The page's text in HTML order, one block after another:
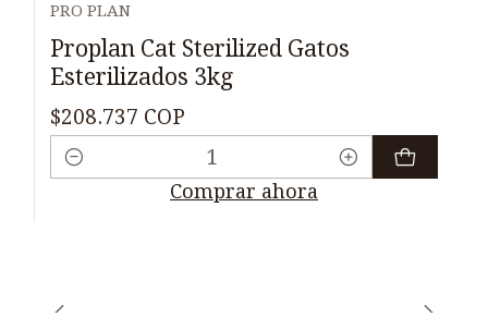
PRO PLAN
Proplan Cat Sterilized Gatos
Esterilizados 3kg
$208.737 COP
Cantidad
Comprar ahora